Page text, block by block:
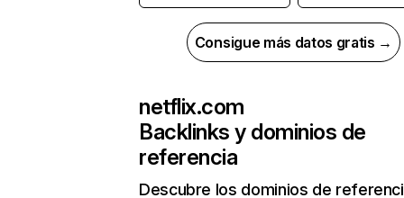
Consigue más datos gratis →
netflix.com
Backlinks y dominios de
referencia
Descubre los dominios de